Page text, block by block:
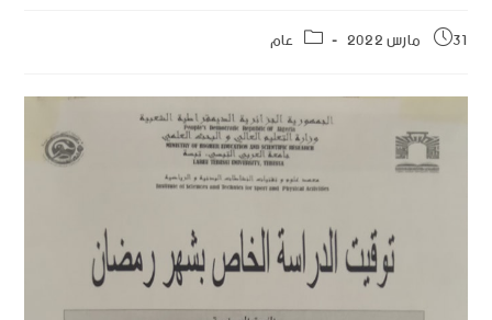
31 مارس 2022 عام